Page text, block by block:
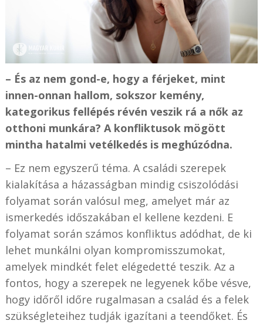
– És az nem gond-e, hogy a férjeket, mint
innen-onnan hallom, sokszor kemény,
kategorikus fellépés révén veszik rá a nők az
otthoni munkára? A konfliktusok mögött
mintha hatalmi vetélkedés is meghúzódna.
– Ez nem egyszerű téma. A családi szerepek
kialakítása a házasságban mindig csiszolódási
folyamat során valósul meg, amelyet már az
ismerkedés időszakában el kellene kezdeni. E
folyamat során számos konfliktus adódhat, de ki
lehet munkálni olyan kompromisszumokat,
amelyek mindkét felet elégedetté teszik. Az a
fontos, hogy a szerepek ne legyenek kőbe vésve,
hogy időről időre rugalmasan a család és a felek
szükségleteihez tudják igazítani a teendőket. És